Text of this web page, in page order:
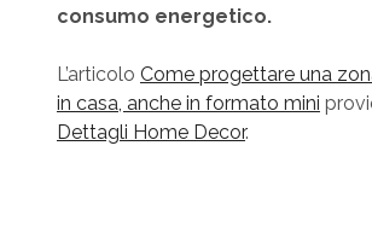
consumo energetico.
L’articolo Come progettare una
in casa, anche in formato mini
Dettagli Home Decor.